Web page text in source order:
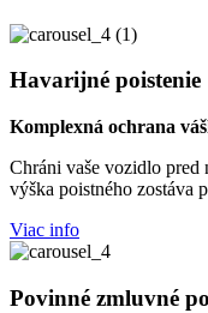
Havarijné poistenie
Komplexná ochrana
Chráni vaše vozidlo pred
výška poistného zostáva
Viac info
Povinné zmluvné